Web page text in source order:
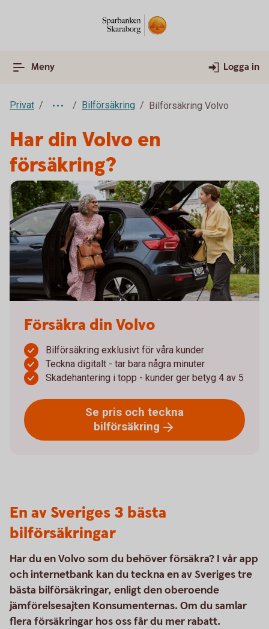
Meny Logga in
Privat Bilförsäkring Bilförsäkring Volvo
Har din Volvo en
försäkring?
Försäkra din Volvo
Bilförsäkring exklusivt för våra kunder
Teckna digitalt - tar bara några minuter
Skadehantering i topp - kunder ger betyg 4 av 5
Se pris och teckna
bilförsäkring
En av Sveriges 3 bästa
bilförsäkringar
Har du en Volvo som du behöver försäkra? I vår app
och internetbank kan du teckna en av Sveriges tre
bästa bilförsäkringar, enligt den oberoende
jämförelsesajten Konsumenternas. Om du samlar
flera försäkringar hos oss får du mer rabatt.